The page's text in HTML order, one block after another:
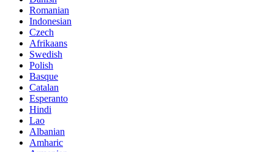
Romanian
Indonesian
Czech
Afrikaans
Swedish
Polish
Basque
Catalan
Esperanto
Hindi
Lao
Albanian
Amharic